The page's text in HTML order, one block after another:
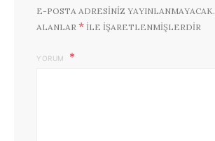
E-POSTA ADRESINIZ YAYINLANMAYACAK.
ALANLAR * ILE IŞARETLENMIŞLERDIR
YORUM